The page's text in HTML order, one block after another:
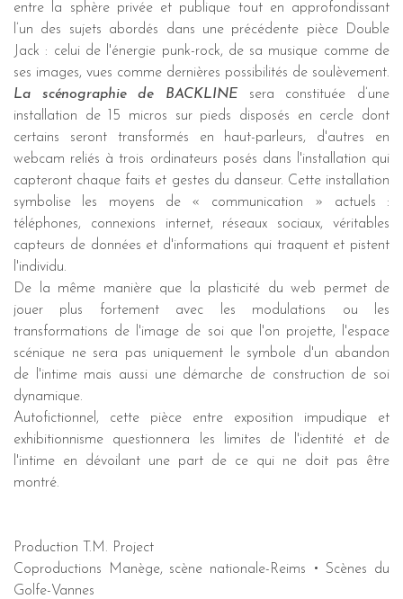
entre la sphère privée et publique tout en approfondissant
l’un des sujets abordés dans une précédente pièce Double
Jack : celui de l'énergie punk-rock, de sa musique comme de
ses images, vues comme dernières possibilités de soulèvement.
La scénographie de BACKLINE
sera constituée d’une
installation de 15 micros sur pieds disposés en cercle dont
certains seront transformés en haut-parleurs, d'autres en
webcam reliés à trois ordinateurs posés dans l'installation qui
capteront chaque faits et gestes du danseur. Cette installation
symbolise les moyens de « communication » actuels :
téléphones, connexions internet, réseaux sociaux, véritables
capteurs de données et d'informations qui traquent et pistent
l'individu.
De la même manière que la plasticité du web permet de
jouer plus fortement avec les modulations ou les
transformations de l'image de soi que l'on projette, l'espace
scénique ne sera pas uniquement le symbole d'un abandon
de l'intime mais aussi une démarche de construction de soi
dynamique.
Autofictionnel, cette pièce entre exposition impudique et
exhibitionnisme questionnera les limites de l'identité et de
l'intime en dévoilant une part de ce qui ne doit pas être
montré.
Production T.M. Project
Coproductions Manège, scène nationale-Reims • Scènes du
Golfe-Vannes